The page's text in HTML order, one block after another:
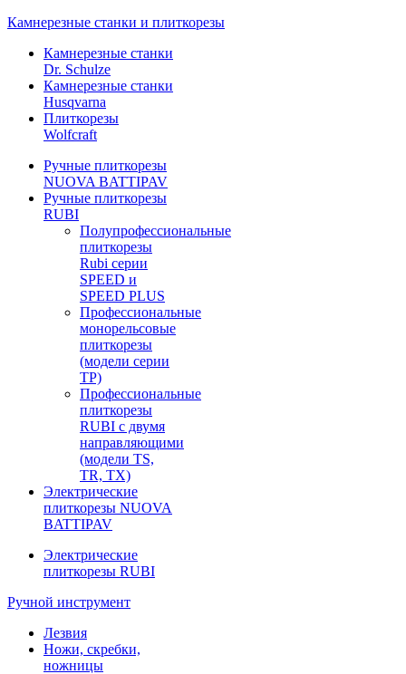
Камнерезные станки и плиткорезы
Камнерезные станки
Dr. Schulze
Камнерезные станки
Husqvarna
Плиткорезы
Wolfcraft
Ручные плиткорезы
NUOVA BATTIPAV
Ручные плиткорезы
RUBI
Полупрофессиональные
плиткорезы
Rubi серии
SPEED и
SPEED PLUS
Профессиональные
монорельсовые
плиткорезы
(модели серии
TP)
Профессиональные
плиткорезы
RUBI с двумя
направляющими
(модели TS,
TR, TX)
Электрические
плиткорезы NUOVA
BATTIPAV
Электрические
плиткорезы RUBI
Ручной инструмент
Лезвия
Ножи, скребки,
ножницы